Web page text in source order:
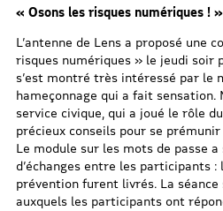
« Osons les risques numériques ! »
L’antenne de Lens a proposé une
risques numériques » le jeudi soir
s’est montré très intéressé par le
hameçonnage qui a fait sensation.
service civique, qui a joué le rôle
précieux conseils pour se
Le module sur les mots de passe a
d’échanges entre les participants :
prévention furent livrés. La
auxquels les participants ont